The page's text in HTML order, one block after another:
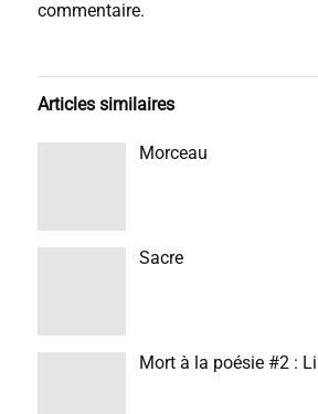
commentaire.
Articles similaires
Morceau
Sacre
Mort à la poésie #2 :